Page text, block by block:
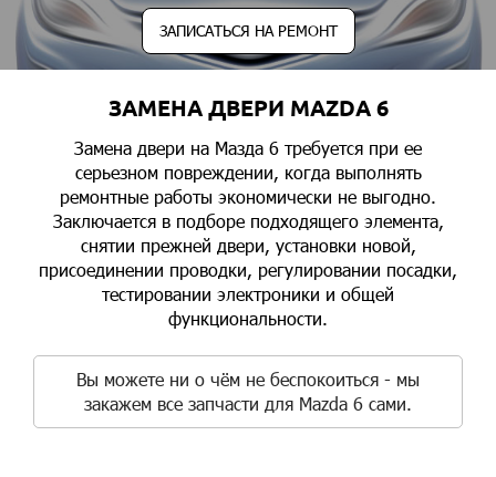
ЗАПИСАТЬСЯ НА РЕМОНТ
ЗАМЕНА ДВЕРИ MAZDA 6
Замена двери на Мазда 6 требуется при ее
серьезном повреждении, когда выполнять
ремонтные работы экономически не выгодно.
Заключается в подборе подходящего элемента,
снятии прежней двери, установки новой,
присоединении проводки, регулировании посадки,
тестировании электроники и общей
функциональности.
Вы можете ни о чём не беспокоиться - мы
закажем все запчасти для Mazda 6 сами.